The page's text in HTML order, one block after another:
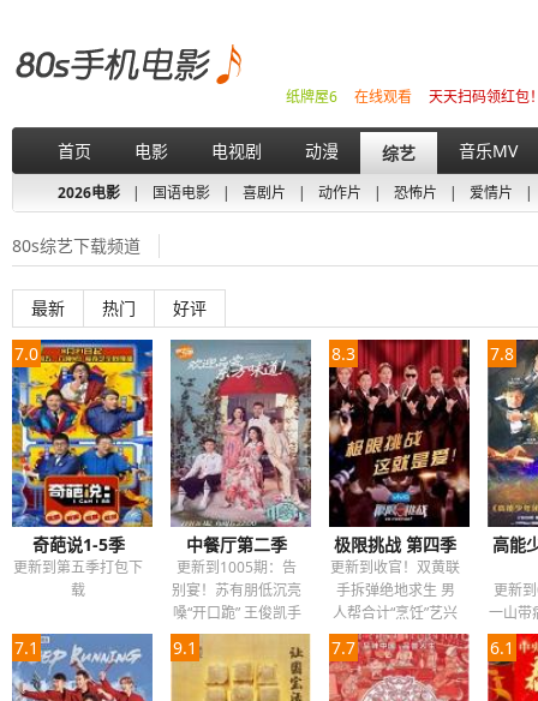
天天扫码领红包
在线观看
纸牌屋6
首页 电影 电视剧 动漫 综艺 音乐MV
2026电影 | 国语电影 | 喜剧片 | 动作片 | 恐怖片 | 爱情片 |
80s综艺下载频道
最新 热门
好评
7.0
奇葩说1-5季
更新到第五季打包下
载
中餐厅第二季
更新到1005期：告
别宴！苏有朋低沉亮
嗓“开口跪” 王俊凯手
拿麦克风迷人开唱
8.3
极限挑战 第四季
更新到收官！双黄联
手拆弹绝地求生 男
人帮合计“烹饪”艺兴
7.8
高能
更新
一山带
7.1 9.1 7.7 6.1